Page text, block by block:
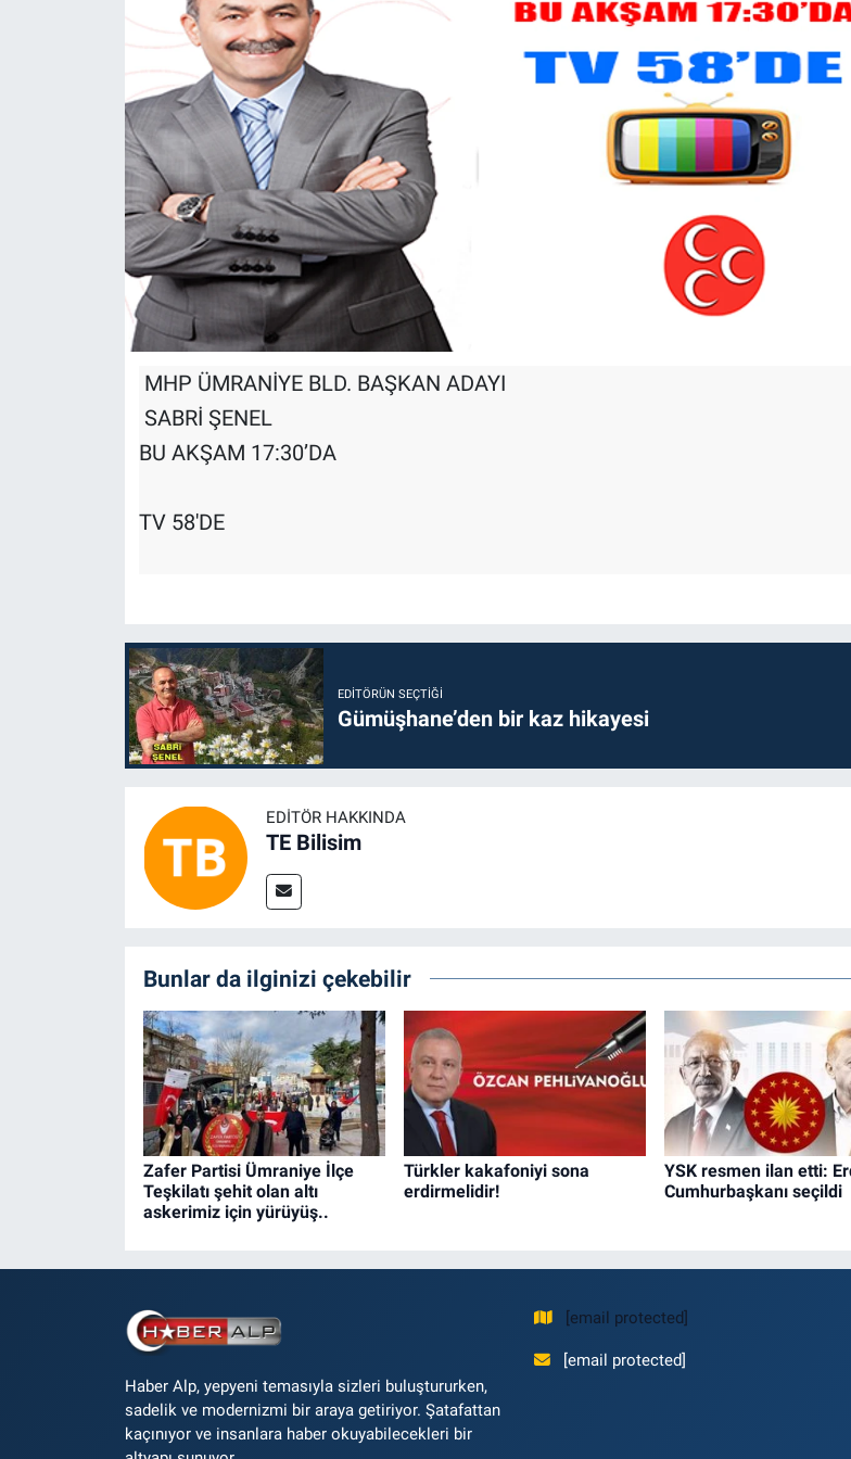
MHP ÜMRANİYE BLD. BAŞKAN ADAYI
SABRİ ŞENEL
BU AKŞAM 17:30’DA
TV 58'DE
EDITÖRÜN SEÇTIĞI
Gümüşhane’den bir kaz hikayesi
EDITÖR HAKKINDA
TE Bilisim
Bunlar da ilginizi çekebilir
Zafer Partisi Ümraniye İlçe
Teşkilatı şehit olan altı
askerimiz için yürüyüş..
Türkler kakafoniyi sona
erdirmelidir!
YSK resmen ilan etti:
Cumhurbaşkanı seçildi
Haber Alp, yepyeni temasıyla sizleri buluştururken,
sadelik ve modernizmi bir araya getiriyor. Şatafattan
kaçınıyor ve insanlara haber okuyabilecekleri bir
[email protected]
[email protected]